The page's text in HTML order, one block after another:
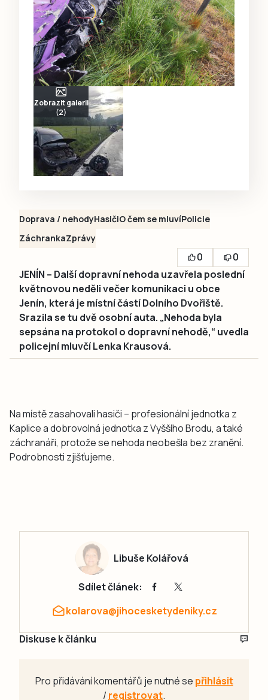
Zobrazit galerii
(2)
Doprava / nehodyHasičiO čem se mluvíPolicie
ZáchrankaZprávy
0
0
JENÍN – Další dopravní nehoda uzavřela poslední
květnovou neděli večer komunikaci u obce
Jenín, která je místní částí Dolního Dvořiště.
Srazila se tu dvě osobní auta. „Nehoda byla
sepsána na protokol o dopravní nehodě,“ uvedla
policejní mluvčí Lenka Krausová.
Na místě zasahovali hasiči – profesionální jednotka z
Kaplice a dobrovolná jednotka z Vyššího Brodu, a také
záchranáři, protože se nehoda neobešla bez zranění.
Podrobnosti zjišťujeme.
Libuše Kolářová
Sdílet článek:
kolarova@jihocesketydeniky.cz
Diskuse k článku
Pro přidávání komentářů je nutné se přihlásit
/registrovat.